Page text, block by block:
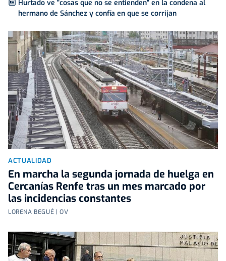
Hurtado ve "cosas que no se entienden" en la condena al
hermano de Sánchez y confía en que se corrijan
ACTUALIDAD
En marcha la segunda jornada de huelga en
Cercanías Renfe tras un mes marcado por
las incidencias constantes
LORENA BEGUÉ | OV